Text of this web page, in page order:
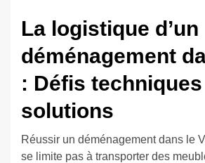
La logistique d’un
déménagement
: Défis
solutions
Réussir un déménagement dans le
se limite pas à transporter des